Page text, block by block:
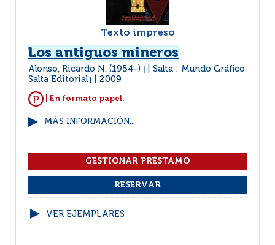
Texto impreso
Los antiguos mineros
Alonso, Ricardo N. (1954-)
Salta : Mundo Gráfico
Salta Editorial
2009
| En formato papel.
MÁS INFORMACIÓN...
VER EJEMPLARES